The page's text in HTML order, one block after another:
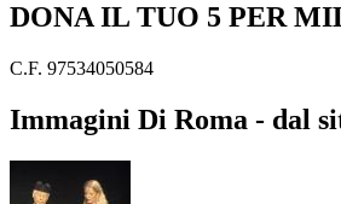
DONA IL TUO 5 PER
C.F. 97534050584
Immagini Di Roma - dal